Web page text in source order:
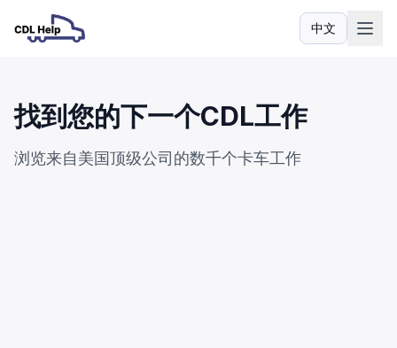
中文语言
找到您的下一个CDL工作
浏览来自美国顶级公司的数千个卡车工作